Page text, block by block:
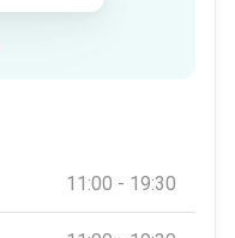
11:00 - 19:30